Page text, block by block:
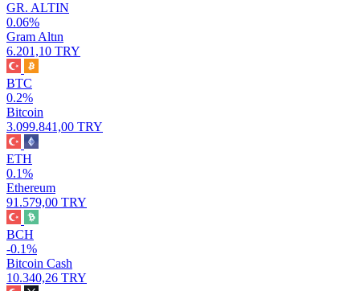
GR. ALTIN
0.06%
Gram Altın
6.201,10 TRY
BTC
0.2%
Bitcoin
3.099.841,00 TRY
ETH
0.1%
Ethereum
91.579,00 TRY
BCH
-0.1%
Bitcoin Cash
10.340,26 TRY